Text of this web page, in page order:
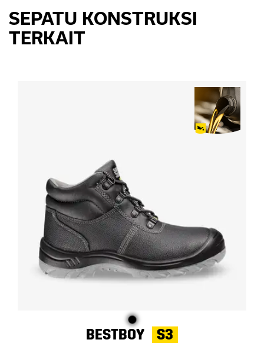
SEPATU KONSTRUKSI
TERKAIT
BESTBOY S3